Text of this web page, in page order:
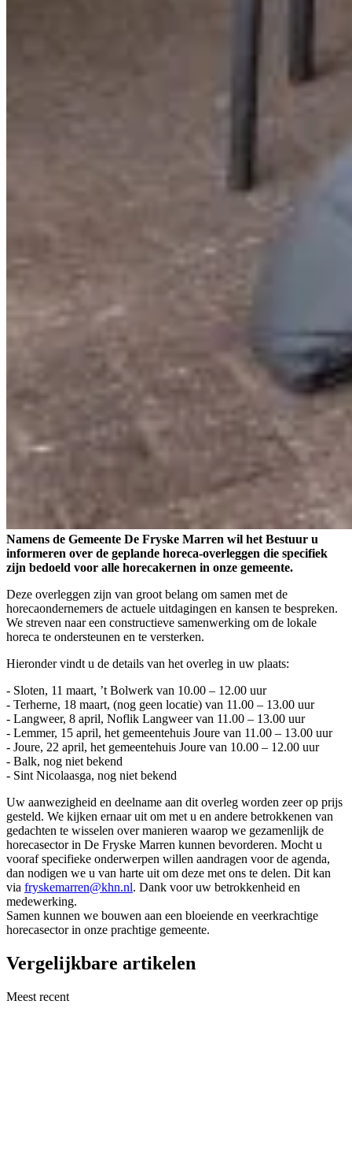
Namens de Gemeente De Fryske Marren wil het Bestuur u
informeren over de geplande horeca-overleggen die specifiek
zijn bedoeld voor alle horecakernen in onze gemeente.
Deze overleggen zijn van groot belang om samen met de
horecaondernemers de actuele uitdagingen en kansen te bespreken.
We streven naar een constructieve samenwerking om de lokale
horeca te ondersteunen en te versterken.
Hieronder vindt u de details van het overleg in uw plaats:
- Sloten, 11 maart, ’t Bolwerk van 10.00 – 12.00 uur
- Terherne, 18 maart, (nog geen locatie) van 11.00 – 13.00 uur
- Langweer, 8 april, Noflik Langweer van 11.00 – 13.00 uur
- Lemmer, 15 april, het gemeentehuis Joure van 11.00 – 13.00 uur
- Joure, 22 april, het gemeentehuis Joure van 10.00 – 12.00 uur
- Balk, nog niet bekend
- Sint Nicolaasga, nog niet bekend
Uw aanwezigheid en deelname aan dit overleg worden zeer op prijs
gesteld. We kijken ernaar uit om met u en andere betrokkenen van
gedachten te wisselen over manieren waarop we gezamenlijk de
horecasector in De Fryske Marren kunnen bevorderen. Mocht u
vooraf specifieke onderwerpen willen aandragen voor de agenda,
dan nodigen we u van harte uit om deze met ons te delen. Dit kan
via fryskemarren@khn.nl. Dank voor uw betrokkenheid en
medewerking.
Samen kunnen we bouwen aan een bloeiende en veerkrachtige
horecasector in onze prachtige gemeente.
Vergelijkbare artikelen
Meest recent